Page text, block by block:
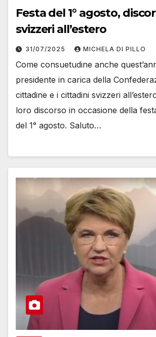
Festa del 1° agosto,
svizzeri all’estero
31/07/2025 MICHELA DI PILLO
Come consuetudine anche
presidente in carica della
cittadine e i cittadini svizzeri
loro discorso in occasione della
del 1° agosto. Saluto…